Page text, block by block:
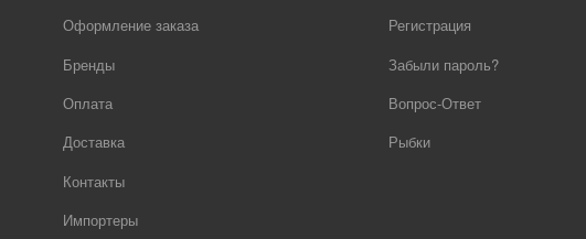
Оформление заказа
Бренды
Оплата
Доставка
Контакты
Импортеры
Регистрация
Забыли пароль?
Вопрос-Ответ
Рыбки